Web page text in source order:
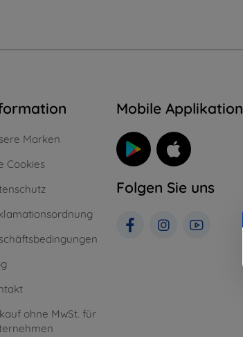
Marken
Cookies
ohne MwSt. für
Mobile Applikation
Folgen Sie uns